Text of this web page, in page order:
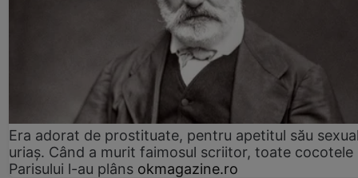
Era adorat de prostituate, pentru apetitul său
uriaș. Când a murit faimosul scriitor, toate cocotele
Parisului l-au plâns okmagazine.ro